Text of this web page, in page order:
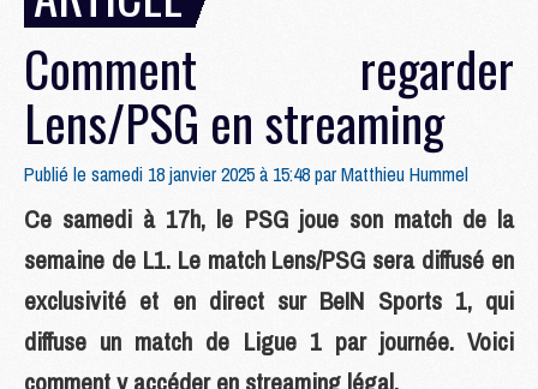
Comment regarder
Lens/PSG en streaming
Publié le samedi 18 janvier 2025 à 15:48 parMatthieu Hummel
Ce samedi à 17h, le PSG joue son match de la
semaine de L1. Le match Lens/PSG sera diffusé en
exclusivité et en direct sur BeIN Sports 1, qui
diffuse un match de Ligue 1 par journée. Voici